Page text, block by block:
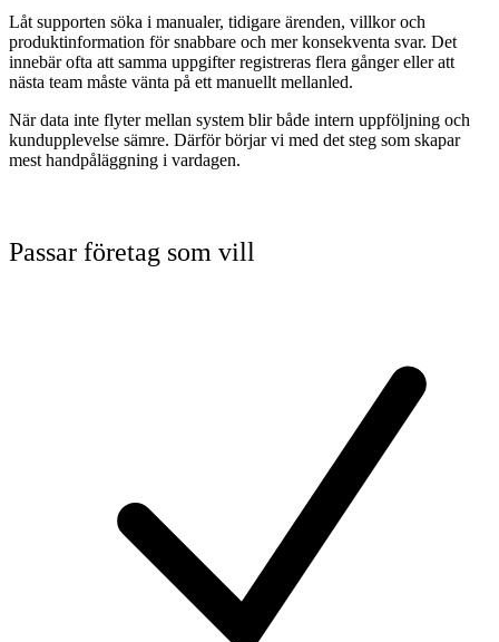
Låt supporten söka i manualer, tidigare ärenden, villkor och
produktinformation för snabbare och mer konsekventa svar. Det
innebär ofta att samma uppgifter registreras flera gånger eller att
nästa team måste vänta på ett manuellt mellanled.
När data inte flyter mellan system blir både intern uppföljning och
kundupplevelse sämre. Därför börjar vi med det steg som skapar
mest handpåläggning i vardagen.
Passar företag som vill